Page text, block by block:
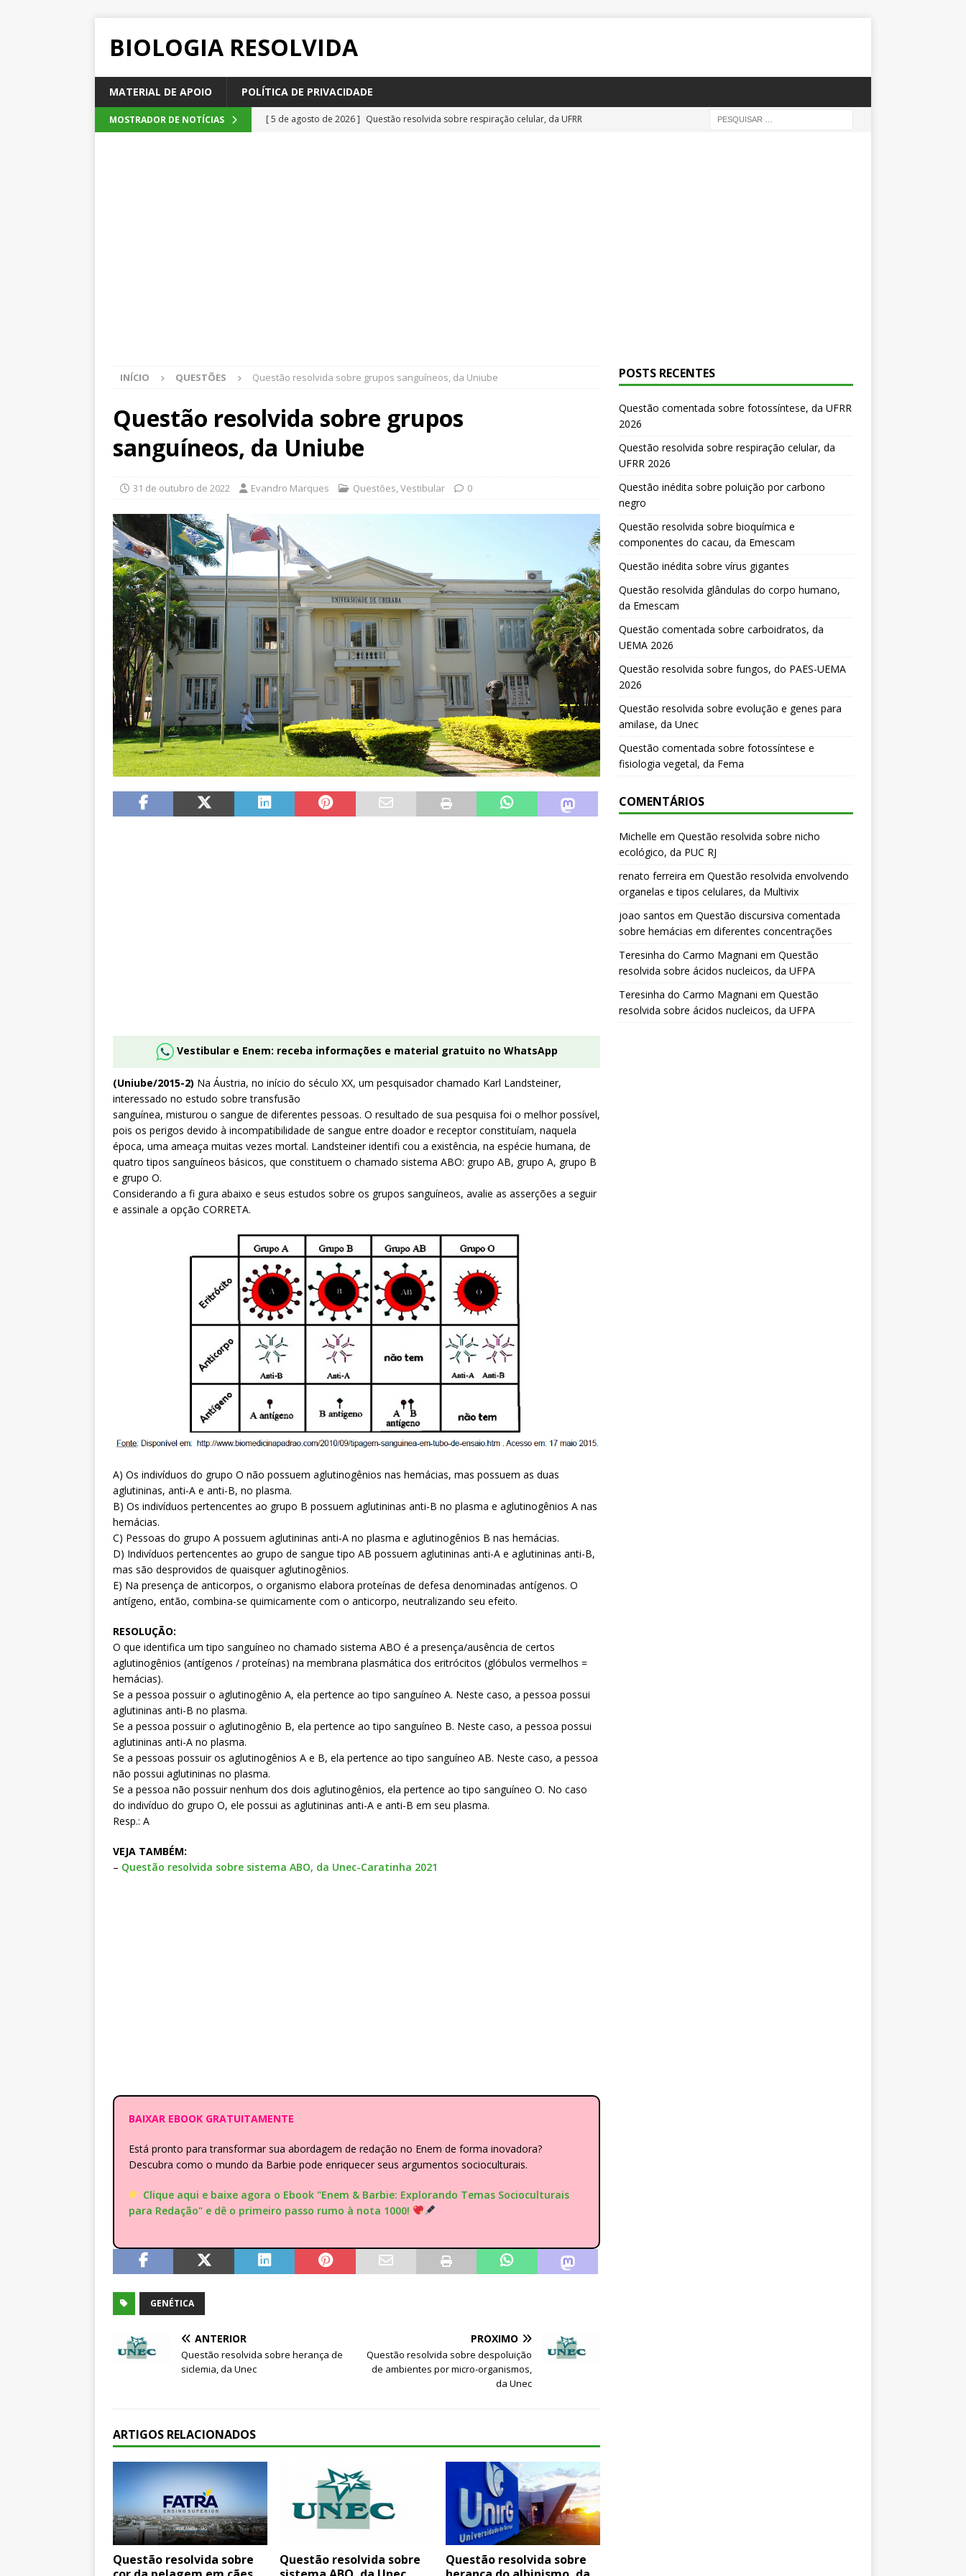
BIOLOGIA RESOLVIDA
MATERIAL DE APOIO POLÍTICA DE PRIVACIDADE
MOSTRADOR DE NOTÍCIAS [ 5 de agosto de 2026 ] Questão resolvida sobre respiração celular, da UFRR
INÍCIO QUESTÕES Questão resolvida sobre grupos sanguíneos, da Uniube
Questão resolvida sobre grupos
sanguíneos, da Uniube
31 de outubro de 2022 Evandro Marques Questões,Vestibular 0
Vestibular e Enem: receba informações e material gratuito no WhatsApp
(Uniube/2015-2) Na Áustria, no início do século XX, um pesquisador chamado Karl Landsteiner,
interessado no estudo sobre transfusão
sanguínea, misturou o sangue de diferentes pessoas. O resultado de sua pesquisa foi o melhor possível,
pois os perigos devido à incompatibilidade de sangue entre doador e receptor constituíam, naquela
época, uma ameaça muitas vezes mortal. Landsteiner identifi cou a existência, na espécie humana, de
quatro tipos sanguíneos básicos, que constituem o chamado sistema ABO: grupo AB, grupo A, grupo B
e grupo O.
Considerando a fi gura abaixo e seus estudos sobre os grupos sanguíneos, avalie as asserções a seguir
e assinale a opção CORRETA.
A) Os indivíduos do grupo O não possuem aglutinogênios nas hemácias, mas possuem as duas
aglutininas, anti-A e anti-B, no plasma.
B) Os indivíduos pertencentes ao grupo B possuem aglutininas anti-B no plasma e aglutinogênios A nas
hemácias.
C) Pessoas do grupo A possuem aglutininas anti-A no plasma e aglutinogênios B nas hemácias.
D) Indivíduos pertencentes ao grupo de sangue tipo AB possuem aglutininas anti-A e aglutininas anti-B,
mas são desprovidos de quaisquer aglutinogênios.
E) Na presença de anticorpos, o organismo elabora proteínas de defesa denominadas antígenos. O
antígeno, então, combina-se quimicamente com o anticorpo, neutralizando seu efeito.
RESOLUÇÃO:
O que identifica um tipo sanguíneo no chamado sistema ABO é a presença/ausência de certos
aglutinogênios (antígenos / proteínas) na membrana plasmática dos eritrócitos (glóbulos vermelhos =
hemácias).
Se a pessoa possuir o aglutinogênio A, ela pertence ao tipo sanguíneo A. Neste caso, a pessoa possui
aglutininas anti-B no plasma.
Se a pessoa possuir o aglutinogênio B, ela pertence ao tipo sanguíneo B. Neste caso, a pessoa possui
aglutininas anti-A no plasma.
Se a pessoas possuir os aglutinogênios A e B, ela pertence ao tipo sanguíneo AB. Neste caso, a pessoa
não possui aglutininas no plasma.
Se a pessoa não possuir nenhum dos dois aglutinogênios, ela pertence ao tipo sanguíneo O. No caso
do indivíduo do grupo O, ele possui as aglutininas anti-A e anti-B em seu plasma.
Resp.: A
VEJA TAMBÉM:
– Questão resolvida sobre sistema ABO, da Unec-Caratinha 2021
BAIXAR EBOOK GRATUITAMENTE
Está pronto para transformar sua abordagem de redação no Enem de forma inovadora?
Descubra como o mundo da Barbie pode enriquecer seus argumentos socioculturais.
Clique aqui e baixe agora o Ebook "Enem & Barbie: Explorando Temas Socioculturais
para Redação" e dê o primeiro passo rumo à nota 1000!
GENÉTICA
ANTERIOR
Questão resolvida sobre herança de
siclemia, da Unec
PRÓXIMO
Questão resolvida sobre despoluição
de ambientes por micro-organismos,
da Unec
ARTIGOS RELACIONADOS
Questão resolvida sobre
Questão resolvida sobre
Questão resolvida sobre
POSTS RECENTES
Questão comentada sobre fotossíntese, da UFRR
2026
Questão resolvida sobre respiração celular, da
UFRR 2026
Questão inédita sobre poluição por carbono
negro
Questão resolvida sobre bioquímica e
componentes do cacau, da Emescam
Questão inédita sobre vírus gigantes
Questão resolvida glândulas do corpo humano,
da Emescam
Questão comentada sobre carboidratos, da
UEMA 2026
Questão resolvida sobre fungos, do PAES-UEMA
2026
Questão resolvida sobre evolução e genes para
amilase, da Unec
Questão comentada sobre fotossíntese e
fisiologia vegetal, da Fema
COMENTÁRIOS
Michelle em Questão resolvida sobre nicho
ecológico, da PUC RJ
renato ferreira em Questão resolvida envolvendo
organelas e tipos celulares, da Multivix
joao santos em Questão discursiva comentada
sobre hemácias em diferentes concentrações
Teresinha do Carmo Magnani em Questão
resolvida sobre ácidos nucleicos, da UFPA
Teresinha do Carmo Magnani em Questão
resolvida sobre ácidos nucleicos, da UFPA